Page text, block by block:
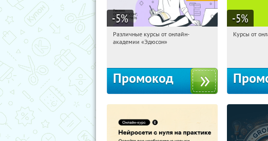
-5%
09:02:53 Получили:
Различные курсы от онлайн-
академии «Эдюсон»
Промокод
-5%
09:02:53
Курсы от